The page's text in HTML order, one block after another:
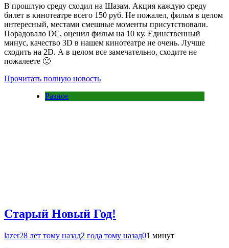
В прошлую среду сходил на Шазам. Акция каждую среду
билет в кинотеатре всего 150 руб. Не пожалел, фильм в целом
интересный, местами смешные моменты присутствовали.
Порадовало DC, оценил фильм на 10 ку. Единственный
минус, качество 3D в нашем кинотеатре не очень. Лучше
сходить на 2D. А в целом все замечательно, сходите не
пожалеете 🙂
Прочитать полную новость
Разное
Старый Новый Год!
lazer28 лет тому назад2 года тому назад01 минут